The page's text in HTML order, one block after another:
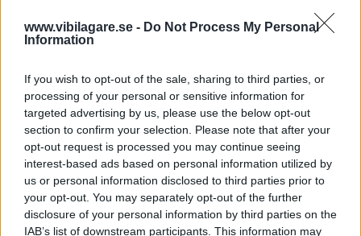
www.vibilagare.se - Do Not Process My Personal
Information
If you wish to opt-out of the sale, sharing to third parties, or
processing of your personal or sensitive information for
targeted advertising by us, please use the below opt-out
section to confirm your selection. Please note that after your
opt-out request is processed you may continue seeing
interest-based ads based on personal information utilized by
us or personal information disclosed to third parties prior to
your opt-out. You may separately opt-out of the further
disclosure of your personal information by third parties on the
IAB’s list of downstream participants. This information may
Nils Svärd
Fotograf
Niklas Carle
Det här är en låst artikel.Logga inför
att fortsätta läsa.